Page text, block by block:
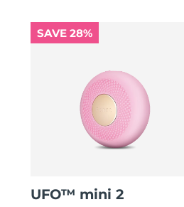
SAVE 28%
UFO™ mini 2